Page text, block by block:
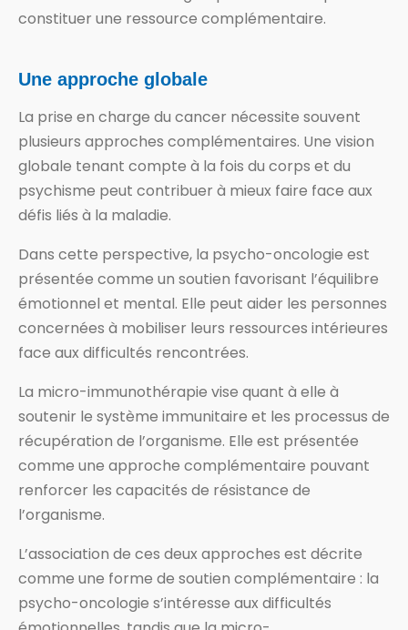
constituer une ressource complémentaire.
Une approche globale
La prise en charge du cancer nécessite souvent
plusieurs approches complémentaires. Une vision
globale tenant compte à la fois du corps et du
psychisme peut contribuer à mieux faire face aux
défis liés à la maladie.
Dans cette perspective, la psycho-oncologie est
présentée comme un soutien favorisant l’équilibre
émotionnel et mental. Elle peut aider les personnes
concernées à mobiliser leurs ressources intérieures
face aux difficultés rencontrées.
La micro-immunothérapie vise quant à elle à
soutenir le système immunitaire et les processus de
récupération de l’organisme. Elle est présentée
comme une approche complémentaire pouvant
renforcer les capacités de résistance de
l’organisme.
L’association de ces deux approches est décrite
comme une forme de soutien complémentaire : la
psycho-oncologie s’intéresse aux difficultés